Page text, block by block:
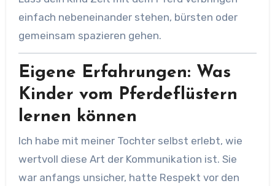
einfach nebeneinander stehen, bürsten oder
gemeinsam spazieren gehen.
Eigene Erfahrungen: Was
Kinder vom Pferdeflüstern
lernen können
Ich habe mit meiner Tochter selbst erlebt, wie
wertvoll diese Art der Kommunikation ist. Sie
war anfangs unsicher, hatte Respekt vor den